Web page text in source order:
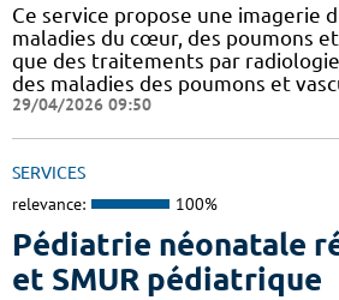
Ce service propose une imagerie
maladies du cœur, des poumons
que des traitements par
des maladies des poumons et
29/04/2026 09:50
SERVICES
relevance: 100%
Pédiatrie néonatale
et SMUR pédiatrique